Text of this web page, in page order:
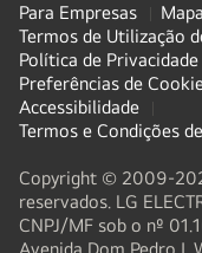
Para Empresas
Termos de Utilização
Política de Privacidade
Preferências de
Accessibilidade
Termos e Condições
Copyright © 2009-
reservados. LG
CNPJ/MF sob o nº